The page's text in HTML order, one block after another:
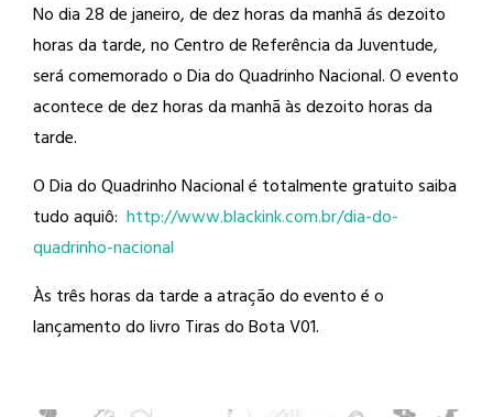
No dia 28 de janeiro, de dez horas damanhã ás dezoito
horas da tarde, no Centro de Referência da Juventude,
será comemorado o Dia do Quadrinho Nacional. O evento
acontece de dez horas da manhã às dezoito horas da
tarde.
O Dia do Quadrinho Nacional é totalmente gratuito saiba
tudo aquiô: http://www.blackink.com.br/dia-do-
quadrinho-nacional
Às três horas da tarde a atração do evento é o
lançamento do livro Tiras do Bota V01.